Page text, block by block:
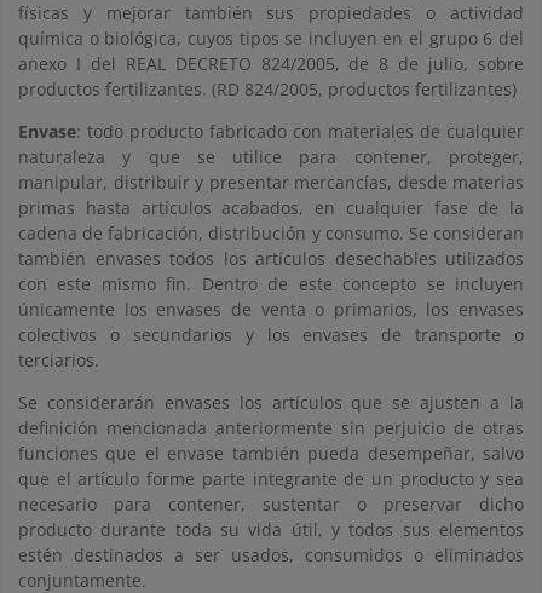
físicas y mejorar también sus propiedades o actividad
química o biológica, cuyos tipos se incluyen en el grupo 6 del
anexo I del REAL DECRETO 824/2005, de 8 de julio, sobre
productos fertilizantes. (RD 824/2005, productos fertilizantes)
Envase: todo producto fabricado con materiales de cualquier
naturaleza y que se utilice para contener, proteger,
manipular, distribuir y presentar mercancías, desde materias
primas hasta artículos acabados, en cualquier fase de la
cadena de fabricación, distribución y consumo. Se consideran
también envases todos los artículos desechables utilizados
con este mismo fin. Dentro de este concepto se incluyen
únicamente los envases de venta o primarios, los envases
colectivos o secundarios y los envases de transporte o
terciarios.
Se considerarán envases los artículos que se ajusten a la
definición mencionada anteriormente sin perjuicio de otras
funciones que el envase también pueda desempeñar, salvo
que el artículo forme parte integrante de un producto y sea
necesario para contener, sustentar o preservar dicho
producto durante toda su vida útil, y todos sus elementos
estén destinados a ser usados, consumidos o eliminados
conjuntamente.